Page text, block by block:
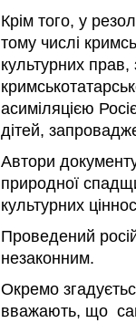
Крім того, у
тому числі
культурних прав,
асиміляцією
дітей,
Автори
природної
культурних
Проведений
незаконним.
Окремо
вважають, що